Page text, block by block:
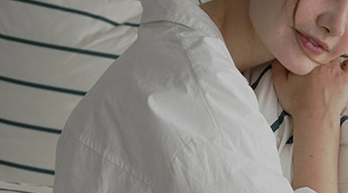
찾으세요?